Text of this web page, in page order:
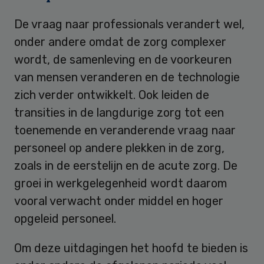
De vraag naar professionals verandert wel,
onder andere omdat de zorg complexer
wordt, de samenleving en de voorkeuren
van mensen veranderen en de technologie
zich verder ontwikkelt. Ook leiden de
transities in de langdurige zorg tot een
toenemende en veranderende vraag naar
personeel op andere plekken in de zorg,
zoals in de eerstelijn en de acute zorg. De
groei in werkgelegenheid wordt daarom
vooral verwacht onder middel en hoger
opgeleid personeel.
Om deze uitdagingen het hoofd te bieden is